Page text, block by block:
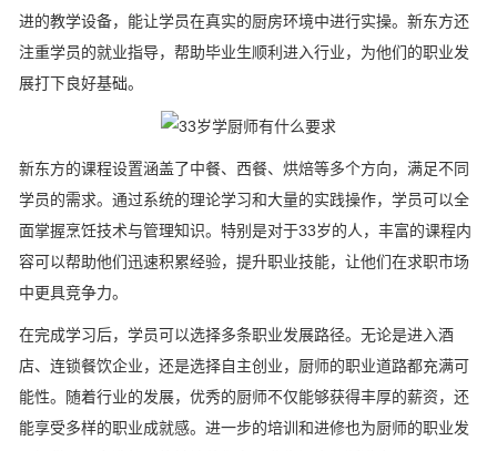
进的教学设备，能让学员在真实的厨房环境中进行实操。新东方还
注重学员的就业指导，帮助毕业生顺利进入行业，为他们的职业发
展打下良好基础。
新东方的课程设置涵盖了中餐、西餐、烘焙等多个方向，满足不同
学员的需求。通过系统的理论学习和大量的实践操作，学员可以全
面掌握烹饪技术与管理知识。特别是对于33岁的人，丰富的课程内
容可以帮助他们迅速积累经验，提升职业技能，让他们在求职市场
中更具竞争力。
在完成学习后，学员可以选择多条职业发展路径。无论是进入酒
店、连锁餐饮企业，还是选择自主创业，厨师的职业道路都充满可
能性。随着行业的发展，优秀的厨师不仅能够获得丰厚的薪资，还
能享受多样的职业成就感。进一步的培训和进修也为厨师的职业发